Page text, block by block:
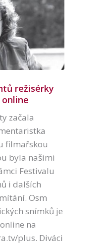
režisérky
online
začala
filmařskou
byla našimi
Festivalu
i dalších
Osm
snímků je
na
plus. Diváci